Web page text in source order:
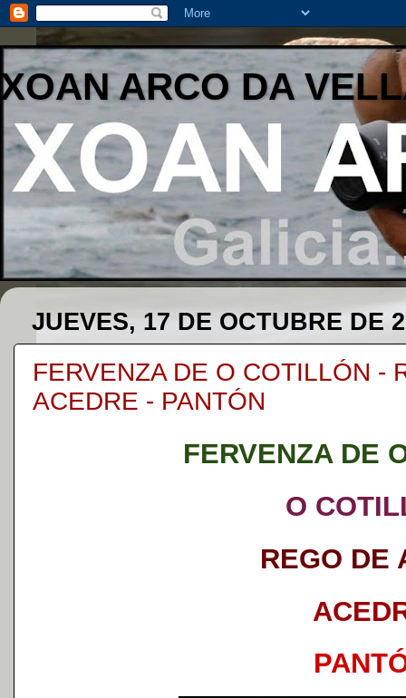
XOAN ARCO DA
JUEVES, 17 DE OCTUBRE DE
FERVENZA DE O COTILLÓN -
ACEDRE - PANTÓN
FERVENZA DE
O
REGO DE